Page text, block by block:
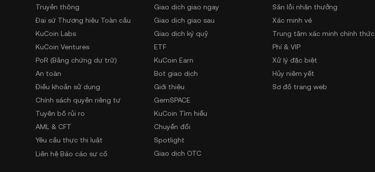
Truyền thông
Đại sứ Thương hiệu Toàn cầu
KuCoin Labs
KuCoin Ventures
PoR (Bằng chứng dự trữ)
An toàn
Điều khoản sử dụng
Chính sách quyền riêng tư
Tuyên bố rủi ro
AML & CFT
Yêu cầu thực thi luật
Liên hệ Báo cáo sự cố
Giao dịch giao ngay
Giao dịch giao sau
Giao dịch ký quỹ
ETF
KuCoin Earn
Bot giao dịch
Giới thiệu
GemSPACE
KuCoin Tìm hiểu
Chuyển đổi
Spotlight
Giao dịch OTC
Săn lỗi nhận thưởng
Xác minh vé
Trung tâm xác minh chính thức
Phí & VIP
Xử lý đặc biệt
Hủy niêm yết
Sơ đồ trang web